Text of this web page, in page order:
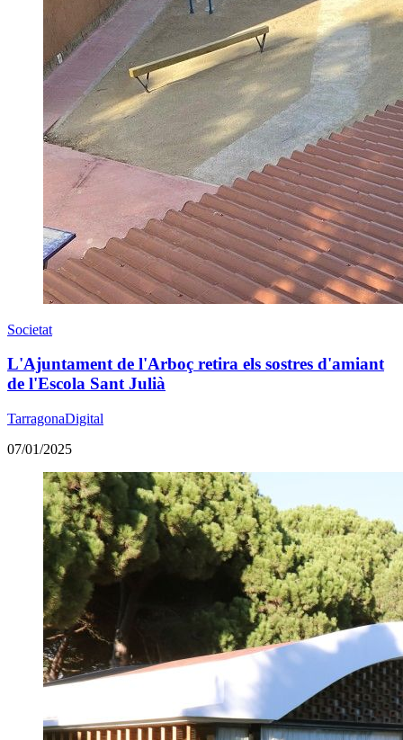
Societat
L'Ajuntament de l'Arboç retira els sostres d'amiant
de l'Escola Sant Julià
TarragonaDigital
07/01/2025